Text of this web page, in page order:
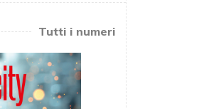
Tutti i numeri